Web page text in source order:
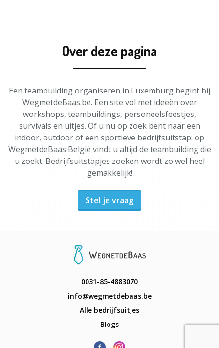
Over deze pagina
Een teambuilding organiseren in Luxemburg begint bij
WegmetdeBaas.be. Een site vol met ideeën over
workshops, teambuildings, personeelsfeestjes,
survivals en uitjes. Of u nu op zoek bent naar een
indoor, outdoor of een sportieve bedrijfsuitstap: op
WegmetdeBaas België vindt u altijd de teambuilding die
u zoekt. Bedrijfsuitstapjes zoeken wordt zo wel heel
gemakkelijk!
Stel je vraag
0031-85-4883070
info@wegmetdebaas.be
Alle bedrijfsuitjes
Blogs